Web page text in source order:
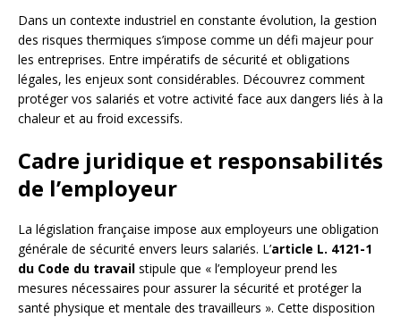
Dans un contexte industriel en constante évolution, la gestion
des risques thermiques s’impose comme un défi majeur pour
les entreprises. Entre impératifs de sécurité et obligations
légales, les enjeux sont considérables. Découvrez comment
protéger vos salariés et votre activité face aux dangers liés à la
chaleur et au froid excessifs.
Cadre juridique et responsabilités
de l’employeur
La législation française impose aux employeurs une obligation
générale de sécurité envers leurs salariés. L’article L. 4121-1
du Code du travail stipule que « l’employeur prend les
mesures nécessaires pour assurer la sécurité et protéger la
santé physique et mentale des travailleurs ». Cette disposition